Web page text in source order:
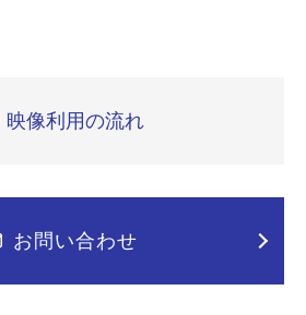
映像利用の流れ
お問い合わせ